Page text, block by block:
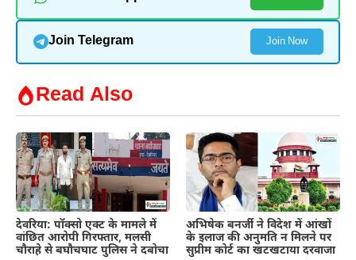
Join Telegram Join Now
Read Also
देवरिया: पॉक्सो एक्ट के मामले में
वांछित आरोपी गिरफ्तार, मलसी
चौराहे से बघौचघाट पुलिस ने दबोचा
अभिषेक बनर्जी ने विदेश में आंखों
के इलाज की अनुमति न मिलने पर
सुप्रीम कोर्ट का खटखटाया दरवाजा